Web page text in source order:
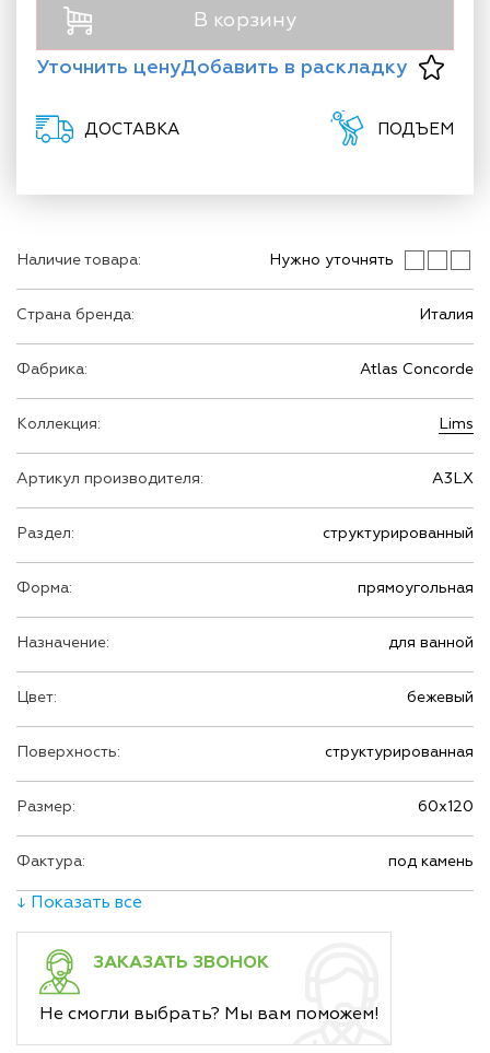
Наличие товара: Нужно уточнять
Страна бренда: Италия
Фабрика: Atlas Concorde
Коллекция: Lims
Артикул производителя: A3LX
Раздел: структурированный
Форма: прямоугольная
Назначение: для ванной
Цвет: бежевый
Поверхность: структурированная
Размер: 60х120
Фактура: под камень
↓ Показать все
ЗАКАЗАТЬ ЗВОНОК
Не смогли выбрать? Мы вам поможем!
В корзину
Уточнить ценуДобавить в раскладку
ДОСТАВКА ПОДЪЕМ